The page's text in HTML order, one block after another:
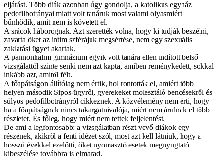
eljárást. Több diák azonban úgy gondolja, a katolikus egyház
pedofilbotrányai miatt volt tanáruk most valami olyasmiért
bűnhődik, amit nem is követett el.
A srácok háborognak. Azt szerették volna, hogy ki tudják beszélni,
zavarta őket az intim szférájuk megsértése, nem egy szexuális
zaklatási ügyet akartak.
A pannonhalmi gimnázium egyik volt tanára ellen indított belső
vizsgálattól szinte senki nem azt kapta, amiben reménykedett, sokkal
inkább azt, amitől félt.
A főapátságon állítólag nem értik, hol rontották el, amiért több
helyen második Sipos-ügyről, gyerekeket molesztáló bencésekről és
súlyos pedofilbotrányról cikkeznek. A közvélemény nem érti, hogy
ha a főapátságnak nincs takargatnivalója, miért nem árulnak el több
részletet. És főleg, hogy miért nem tettek feljelentést.
De ami a legfontosabb: a vizsgálatban részt vevő diákok egy
részének, akikről a fenti idézet szól, most azt kell látniuk, hogy a
hosszú évekkel ezelőtti, őket nyomasztó esetek megnyugtató
kibeszélése továbbra is elmarad.